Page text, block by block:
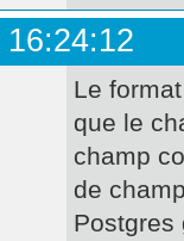
Le
que le
champ
de
Postgres